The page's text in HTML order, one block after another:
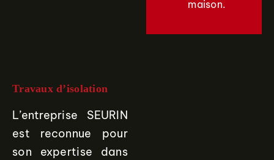
maison.
Travaux d’isolation
L’entreprise SEURIN
est reconnue pour
son expertise dans